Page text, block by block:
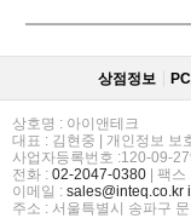
상점정보
상호명 : 아이앤테크
대표 : 김현중 | 개인정보 보
사업자등록번호 :120-09-
전화 : 02-2047-0380 | 팩스
이메일 : sales@inteq.co.kr
주소 : 서울특별시 송파구